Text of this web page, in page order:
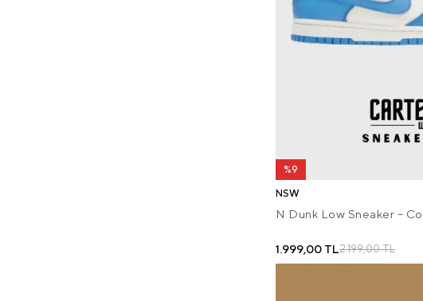
%9
NSW
N Dunk Low Sneaker –
2.199,00 TL
1.999,00 TL